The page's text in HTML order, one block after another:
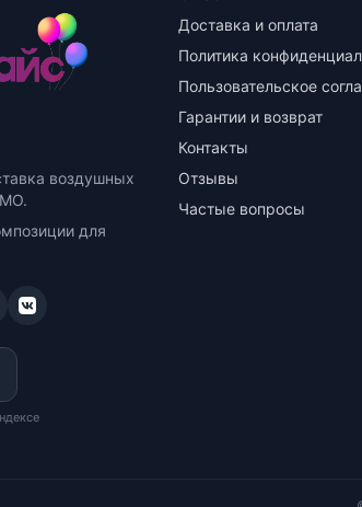
воздушных
для
Доставка и оплата
Политика
Пользовательское
Гарантии и возврат
Контакты
Отзывы
Частые вопросы